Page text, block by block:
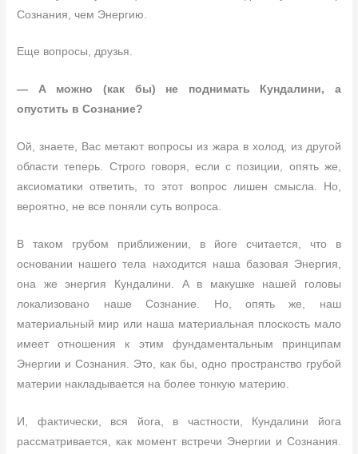
Сознания, чем Энергию.
Еще вопросы, друзья.
— А можно (как бы) не поднимать Кундалини, а
опустить в Сознание?
Ой, знаете, Вас метают вопросы из жара в холод, из другой
области теперь. Строго говоря, если с позиции, опять же,
аксиоматики ответить, то этот вопрос лишен смысла. Но,
вероятно, не все поняли суть вопроса.
В таком грубом приближении, в йоге считается, что в
основании нашего тела находится наша базовая Энергия,
она же энергия Кундалини. А в макушке нашей головы
локализовано наше Сознание. Но, опять же, наш
материальный мир или наша материальная плоскость мало
имеет отношения к этим фундаментальным принципам
Энергии и Сознания. Это, как бы, одно пространство грубой
материи накладывается на более тонкую материю.
И, фактически, вся йога, в частности, Кундалини йога
рассматривается, как момент встречи Энергии и Сознания.